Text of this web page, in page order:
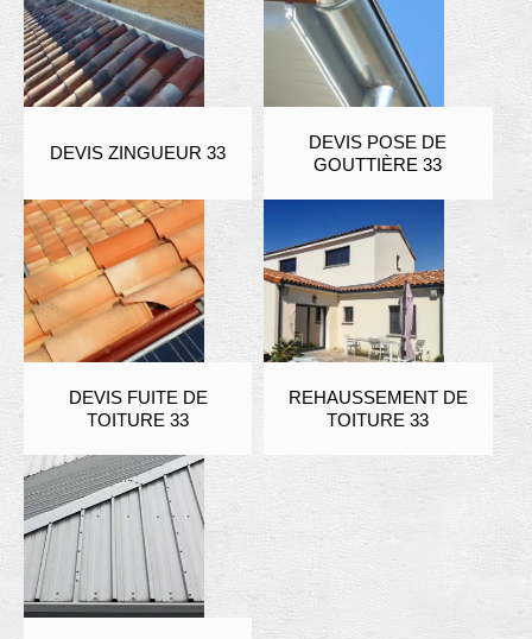
DEVIS ZINGUEUR 33
DEVIS POSE DE
GOUTTIÈRE 33
DEVIS FUITE DE
TOITURE 33
REHAUSSEMENT DE
TOITURE 33